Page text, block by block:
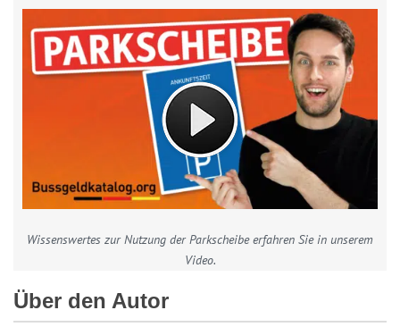
Wissenswertes zur Nutzung der Parkscheibe erfahren Sie in unserem
Video.
Über den Autor